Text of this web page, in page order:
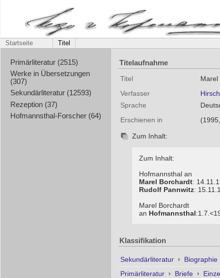
Startseite Titel
Primärliteratur (2515)
Werke in Übersetzungen
(307)
Sekundärliteratur (12593)
Rezeption (37)
Hofmannsthal-Forscher (64)
Titelaufnahme
Titel
Marel
Verfasser
Sprache
Erschienen in
Zum Inhalt:
Zum Inhalt:
Hofmannsthal an
Marel Borchardt:
Rudolf Pannwitz:
Marel Borchardt
an Hofmannsthal
Klassifikation
Sekundärliteratur ›
Biographie
Primärliteratur › Briefe ›